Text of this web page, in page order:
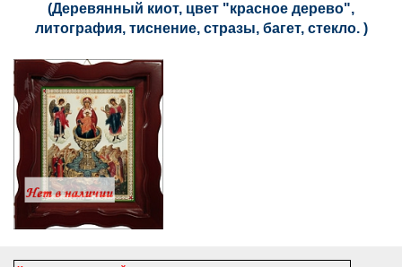
(Деревянный киот, цвет "красное дерево",
литография, тиснение, стразы, багет, стекло. )